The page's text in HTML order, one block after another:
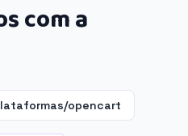
com a
opencart